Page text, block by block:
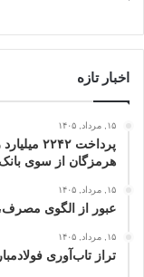
اخبار تازه
۱۵, مرداد, ۱۴۰۵
پرداخت
هرمزگان از سوی
۱۵, مرداد, ۱۴۰۵
عبور از الگوی
۱۵, مرداد, ۱۴۰۵
تراز تاب‌آوری